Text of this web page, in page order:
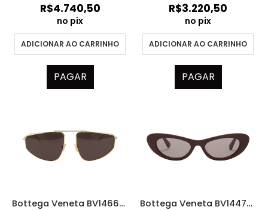
R$4.740,50
no pix
ADICIONAR AO CARRINHO
PAGAR
R$3.220,50
no pix
ADICIONAR AO CARRINHO
PAGAR
Bottega Veneta BV1466S – 001 Bottega Veneta BV1447S – 003